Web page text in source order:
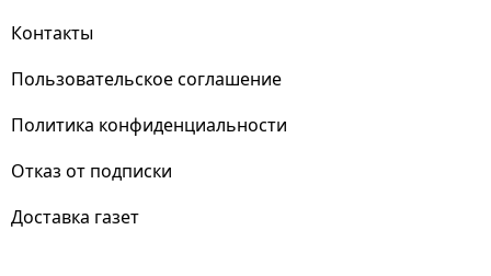
Контакты
Пользовательское соглашение
Политика конфиденциальности
Отказ от подписки
Доставка газет